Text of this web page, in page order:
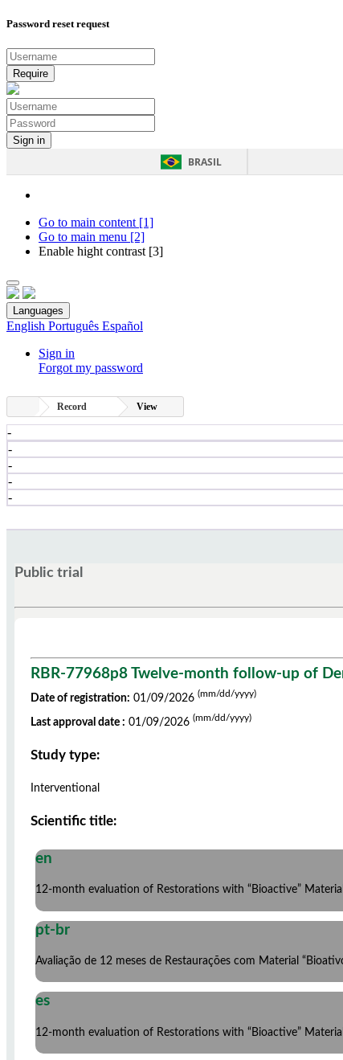
Password reset request
BRASIL
Go to main content [1]
Go to main menu [2]
Enable hight contrast [3]
Languages
English Português Español
Sign in
Forgot my password
Record View
-
-
-
-
-
Public trial
RBR-77968p8 Twelve-month follow-up of
Date of registration: 01/09/2026 (mm/dd/yyyy)
Last approval date : 01/09/2026 (mm/dd/yyyy)
Study type:
Interventional
Scientific title:
en
12-month evaluation of Restorations with “Bioactive”
pt-br
Avaliação de 12 meses de Restaurações com Material
es
12-month evaluation of Restorations with “Bioactive”